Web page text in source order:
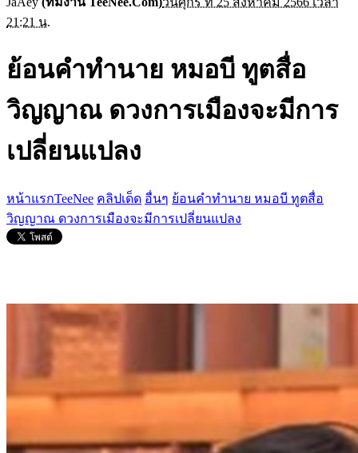
21:21 น.
ย้อนคำทำนาย หมอบี ทูตสื่อ
วิญญาณ ดวงการเมืองจะมีการ
เปลี่ยนแปลง
หน้าแรกTeeNee คลิปเด็ด อื่นๆ ย้อนคำทำนาย หมอบี ทูตสื่อ
วิญญาณ ดวงการเมืองจะมีการเปลี่ยนแปลง